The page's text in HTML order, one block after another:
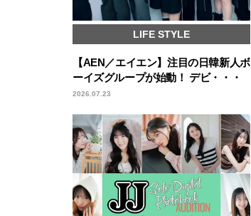
LIFE STYLE
【AEN／エイエン】注目の日韓新人ボ
ーイズグループが始動！ デビ・・・
2026.07.23